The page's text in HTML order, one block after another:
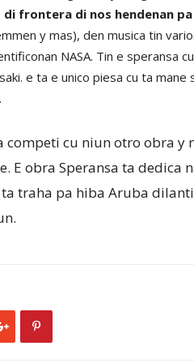
di frontera di nos hendenan
y mas), den musica tin
NASA. Tin e speransa
e ta e unico piesa cu ta mane
competi cu niun otro obra y
E obra Speransa ta dedica
traha pa hiba Aruba